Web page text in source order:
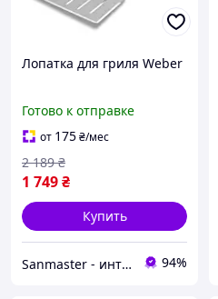
Лопатка для гриля Weber
Готово к отправке
от 175₴/мес
1 749₴
2 189 ₴
Купить
Sanmaster - интернет-магазин сантехники 94%